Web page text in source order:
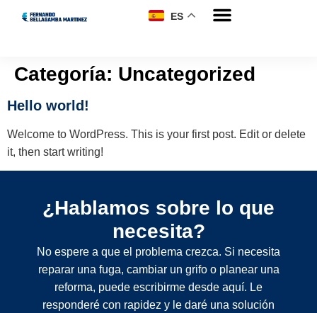
ES
Categoría: Uncategorized
Hello world!
Welcome to WordPress. This is your first post. Edit or delete
it, then start writing!
¿Hablamos sobre lo que
necesita?
No espere a que el problema crezca. Si necesita
reparar una fuga, cambiar un grifo o planear una
reforma, puede escribirme desde aquí. Le
responderé con rapidez y le daré una solución